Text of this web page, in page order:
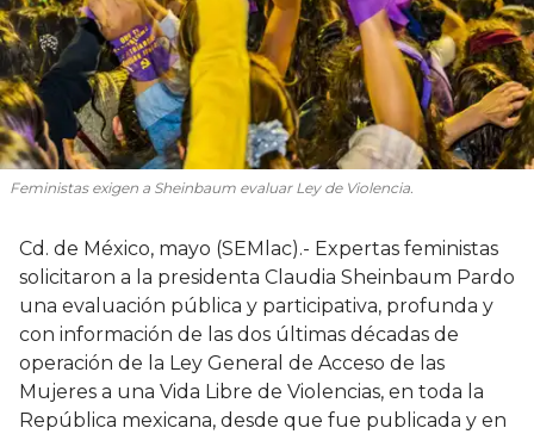
Feministas exigen a Sheinbaum evaluar Ley de Violencia.
Cd. de México, mayo (SEMlac).- Expertas feministas
solicitaron a la presidenta Claudia Sheinbaum Pardo
una evaluación pública y participativa, profunda y
con información de las dos últimas décadas de
operación de la Ley General de Acceso de las
Mujeres a una Vida Libre de Violencias, en toda la
República mexicana, desde que fue publicada y en